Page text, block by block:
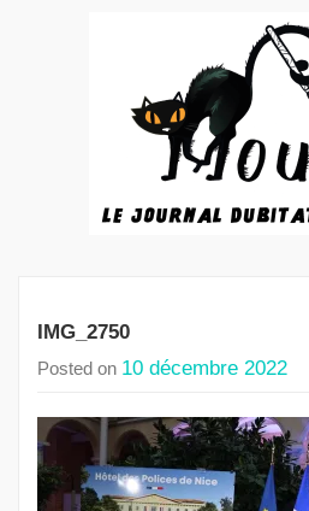
IMG_2750
Posted on 10 décembre 2022